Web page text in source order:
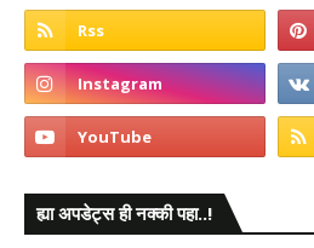
ह्या अपडेट्स ही नक्की पहा..!